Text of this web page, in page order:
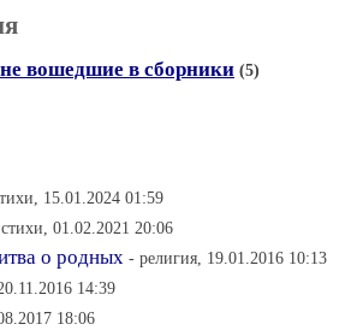
вошедшие в сборники (5)
15.01.2024 01:59
01.02.2021 20:06
о родных - религия, 19.01.2016 10:13
14:39
18:06